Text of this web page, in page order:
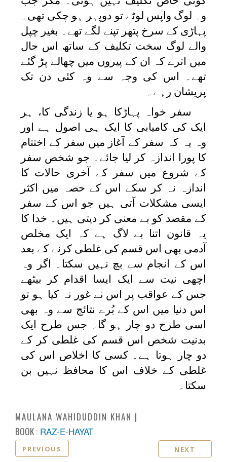
وہ لوگ واپس لوٹے تو دوپہر ہو چکی تھی۔
پہاڑی کے سرخ پتھر تپنے لگے تھے۔ بغیر چپل
والے لوگ سخت تکلیف کے ساتھ اس حال
میں اترے کہ ان کے پیروں میں چھالے پڑ گئے
تھے۔ اس کی وجہ سے وہ کئی دن تک
پریشان رہے۔
سفر خواہ پہاڑکا ہو یا زندگی کا، ہر
ایک کی کامیابی کا ایک ہی اصول ہے اور
وہ یہ کہ سفر کے آغاز میں سفر کے اختتام
کا پورا اندازہ کر لیا جائے۔ جو شخص سفر
کے شروع میں سفر کے آخری حالات کا
اندازہ نہ کر سکے اس کے حصہ میں اکثر
ایسی مشکلات آتی ہیں جو اس کے سفر
کے مقصد کو بے معنی کر دیتی ہیں۔ خدا کا
یہ قانون اتنا بے لاگ ہے کہ ایک مخلص
آدمی بھی اس قسم کی غلطی کرنے کے بعد
اس کے انجام سے بچ نہیں سکتا۔ اگر وہ
اچھی نیت سے ایک ایسا اقدام کر بیٹھے
جس کے عواقب پر اس نے غور نہ کیا ہو تو
اس دنیا میں اس کے بُرے نتائج سے وہ بھی
اسی طرح دو چار ہو گا۔ جس طرح ایک
بدنیت شخص اس قسم کی غلطی کر کے
دو چار ہوتا ہے۔ کسی کا اخلاص اس کی
غلطی کے خلاف اس کا محافظ نہیں بن
سکتا۔
MAULANA WAHIDUDDIN KHAN
BOOK : RAZ-E-HAYAT
PREVIOUS NEXT